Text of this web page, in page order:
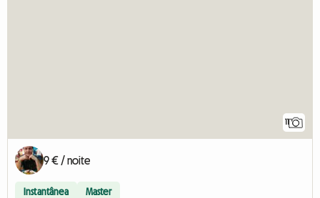
9 € / noite
Instantânea Master